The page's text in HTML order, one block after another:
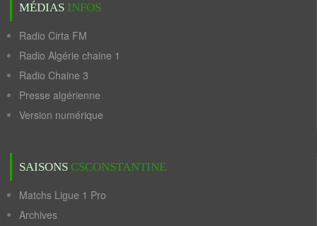
MÉDIAS INFOS
Radio Cirta FM
Radio Algérie chaine 1
Radio Chaine 3
Presse algérienne
Version numérique
SAISONS CSCONSTANTINE
Matchs Ligue 1 Pro
Archives